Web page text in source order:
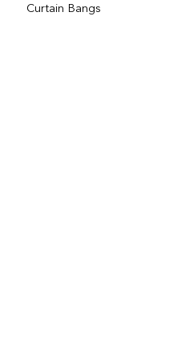
Curtain Bangs